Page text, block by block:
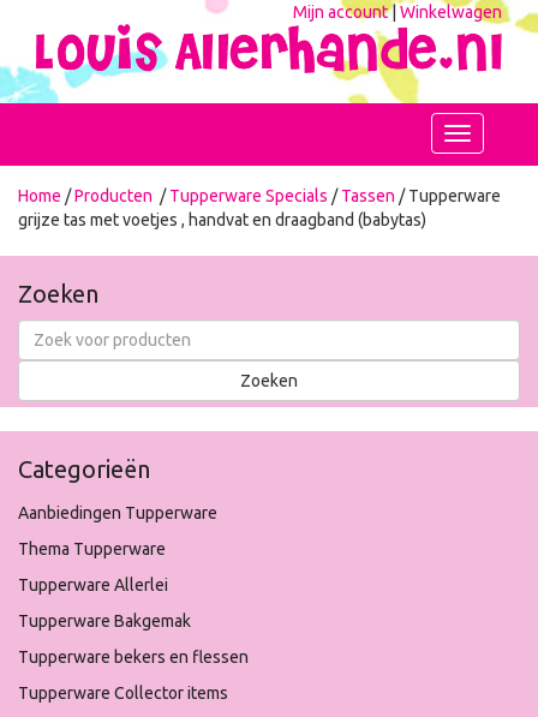
Mijn account|Winkelwagen
Toggle
navigation
Home /Producten /Tupperware Specials /Tassen / Tupperware
grijze tas met voetjes , handvat en draagband (babytas)
Zoeken
Categorieën
Aanbiedingen Tupperware
Thema Tupperware
Tupperware Allerlei
Tupperware Bakgemak
Tupperware bekers en flessen
Tupperware Collector items